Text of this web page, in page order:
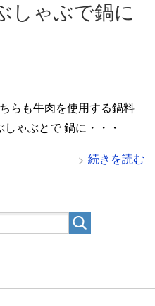
しゃぶで鍋に
らも牛肉を使用する鍋料
ゃぶとで 鍋に・・・
続きを読む